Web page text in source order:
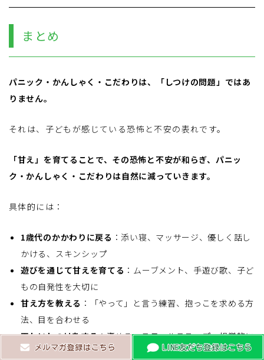
まとめ
パニック・かんしゃく・こだわりは、「しつけの問題」ではあ
りません。
それは、子どもが感じている恐怖と不安の表れです。
「甘え」を育てることで、その恐怖と不安が和らぎ、パニッ
ク・かんしゃく・こだわりは自然に減っていきます。
具体的には：
1歳代のかかわりに戻る ：添い寝、マッサージ、優しく話し
かける、スキンシップ
遊びを通じて甘えを育てる ：ムーブメント、手遊び歌、子ど
もの自発性を大切に
甘え方を教える ：「やって」と言う練習、抱っこを求める方
法、目を合わせる
正しいしつけをする：褒める、スモールステップ、視覚的に
示す